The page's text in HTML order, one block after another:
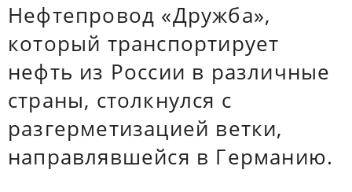
Нефтепровод «Дружба»,
который транспортирует
нефть из России в различные
страны, столкнулся с
разгерметизацией ветки,
направлявшейся в Германию.